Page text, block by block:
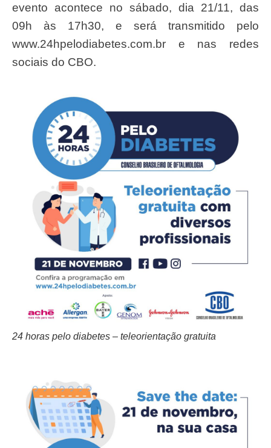
evento acontece no sábado, dia 21/11, das
09h às 17h30, e será transmitido pelo
www.24hpelodiabetes.com.br e nas redes
sociais do CBO.
24 horas pelo diabetes – teleorientação gratuita